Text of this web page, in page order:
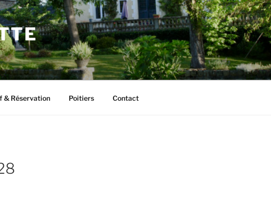
& Réservation Poitiers Contact